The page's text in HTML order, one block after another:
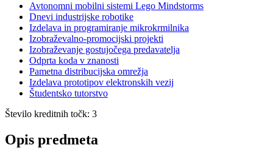
Avtonomni mobilni sistemi Lego Mindstorms
Dnevi industrijske robotike
Izdelava in programiranje mikrokrmilnika
Izobraževalno-promocijski projekti
Izobraževanje gostujočega predavatelja
Odprta koda v znanosti
Pametna distribucijska omrežja
Izdelava prototipov elektronskih vezij
Študentsko tutorstvo
Število kreditnih točk: 3
Opis predmeta